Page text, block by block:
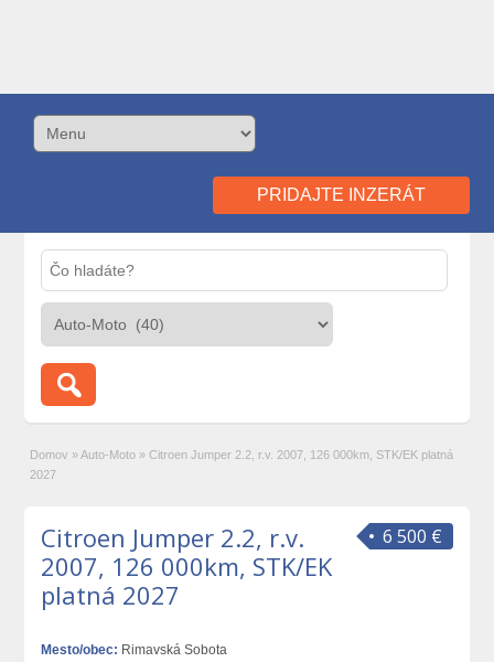
PRIDAJTE INZERÁT
Domov » Auto-Moto » Citroen Jumper 2.2, r.v. 2007, 126 000km, STK/EK platná
2027
6 500 €
Citroen Jumper 2.2, r.v.
2007, 126 000km, STK/EK
platná 2027
Mesto/obec: Rimavská Sobota